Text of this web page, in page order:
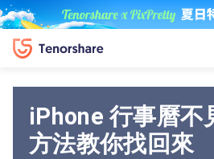
iPhone 行事曆不
方法教你找回來